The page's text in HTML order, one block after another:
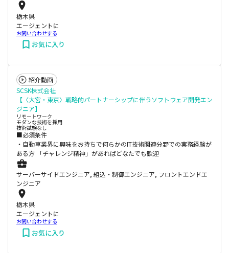
栃木県
エージェントに
お問い合わせする
お気に入り
紹介動画
SCSK株式会社
【〈大宮・東京〉戦略的パートナーシップに伴うソフトウェア開発エン
ジニア】
リモートワーク
モダンな技術を採用
技術試験なし
■必須条件
・自動車業界に興味をお持ちで何らかのIT技術関連分野での実務経験が
ある方 「チャレンジ精神」があればどなたでも歓迎
サーバーサイドエンジニア, 組込・制御エンジニア, フロントエンドエ
ンジニア
栃木県
エージェントに
お問い合わせする
お気に入り